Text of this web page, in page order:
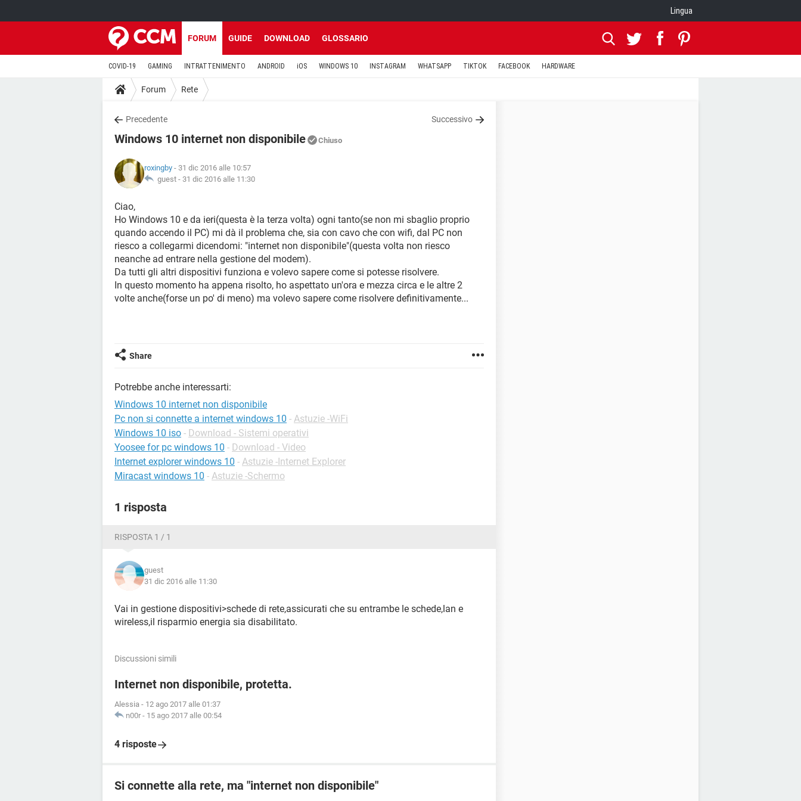
Lingua
FORUM GUIDE DOWNLOAD GLOSSARIO
COVID-19 GAMING INTRATTENIMENTO ANDROID iOS WINDOWS 10 INSTAGRAM WHATSAPP TIKTOK FACEBOOK HARDWARE
Forum Rete
Precedente Successivo
Windows 10 internet non disponibile Chiuso
roxingby - 31 dic 2016 alle 10:57
guest - 31 dic 2016 alle 11:30
Ciao,
Ho Windows 10 e da ieri(questa è la terza volta) ogni tanto(se non mi sbaglio proprio
quando accendo il PC) mi dà il problema che, sia con cavo che con wifi, dal PC non
riesco a collegarmi dicendomi: "internet non disponibile"(questa volta non riesco
neanche ad entrare nella gestione del modem).
Da tutti gli altri dispositivi funziona e volevo sapere come si potesse risolvere.
In questo momento ha appena risolto, ho aspettato un'ora e mezza circa e le altre 2
volte anche(forse un po' di meno) ma volevo sapere come risolvere definitivamente...
Share
Potrebbe anche interessarti:
Windows 10 internet non disponibile
Pc non si connette a internet windows 10 - Astuzie -WiFi
Windows 10 iso - Download - Sistemi operativi
Yoosee for pc windows 10 - Download - Video
Internet explorer windows 10 - Astuzie -Internet Explorer
Miracast windows 10 - Astuzie -Schermo
1 risposta
RISPOSTA 1 / 1
guest
31 dic 2016 alle 11:30
Vai in gestione dispositivi>schede di rete,assicurati che su entrambe le schede,lan e
wireless,il risparmio energia sia disabilitato.
Discussioni simili
Internet non disponibile, protetta.
Alessia - 12 ago 2017 alle 01:37
n00r - 15 ago 2017 alle 00:54
4 risposte
Si connette alla rete, ma "internet non disponibile"